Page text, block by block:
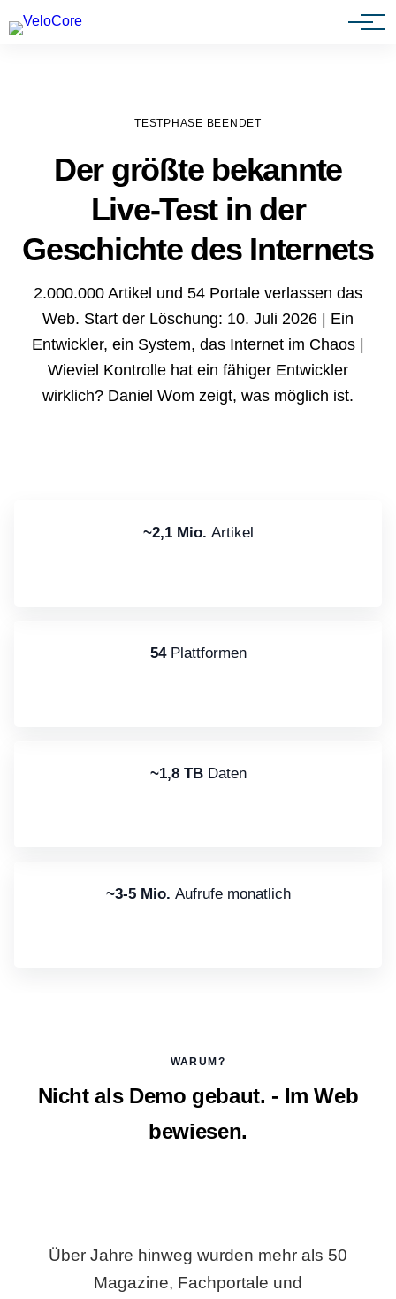
Agenturen & Webdesigner
TESTPHASE BEENDET
Der größte bekannte
Live-Test in der
Geschichte des Internets
2.000.000 Artikel und 54 Portale verlassen das
Web. Start der Löschung: 10. Juli 2026 | Ein
Entwickler, ein System, das Internet im Chaos |
Wieviel Kontrolle hat ein fähiger Entwickler
wirklich? Daniel Wom zeigt, was möglich ist.
~2,1 Mio. Artikel
54 Plattformen
~1,8 TB Daten
~3-5 Mio. Aufrufe monatlich
WARUM?
Nicht als Demo gebaut. - Im Web
bewiesen.
Über Jahre hinweg wurden mehr als 50
Magazine, Fachportale und